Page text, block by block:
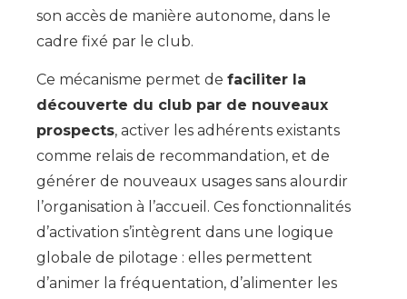
son accès de manière autonome, dans le
cadre fixé par le club.
Ce mécanisme permet de faciliter la
découverte du club par de nouveaux
prospects, activer les adhérents existants
comme relais de recommandation, et de
générer de nouveaux usages sans alourdir
l’organisation à l’accueil. Ces fonctionnalités
d’activation s’intègrent dans une logique
globale de pilotage : elles permettent
d’animer la fréquentation, d’alimenter les